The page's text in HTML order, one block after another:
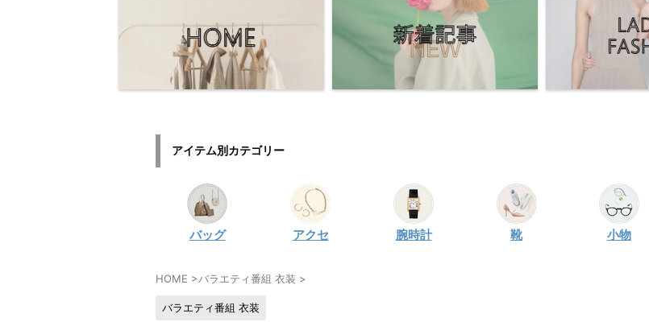
アイテム別カテゴリー
バッグ アクセ 腕時計 靴 小物
HOME >バラエティ番組 衣装 >
バラエティ番組 衣装